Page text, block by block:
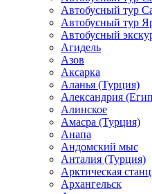
Автобусный тур
Автобусный тур
Автобусный
Агидель
Азов
Аксарка
Аланья (Турция)
Александрия
Алинское
Амасра (Турция)
Анапа
Андомский мыс
Анталия (Турция)
Арктическая
Архангельск